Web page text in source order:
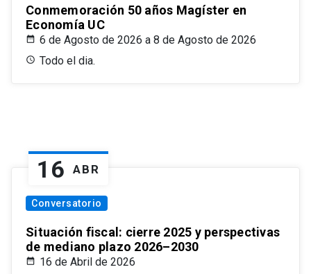
Conmemoración 50 años Magíster en
Economía UC
6 de Agosto de 2026 a 8 de Agosto de 2026
Todo el dia.
16 ABR
Conversatorio
Situación fiscal: cierre 2025 y perspectivas
de mediano plazo 2026–2030
16 de Abril de 2026